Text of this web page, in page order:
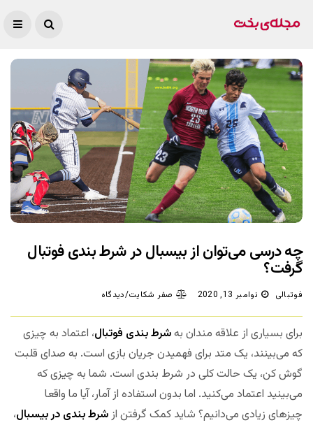
چه درسی می‌توان از بیسبال در شرط بندی فوتبال
گرفت؟
فوتبالی نوامبر 13, 2020 صفر شکایت/دیدگاه
برای بسیاری از علاقه مندان بهشرط بندی فوتبال، اعتماد به چیزی
که می‌بینند، یک متد برای فهمیدن جریان بازی است. به صدای قلبت
گوش کن، یک حالت کلی در شرط بندی است. شما به چیزی که
می‌بینید اعتماد می‌کنید. اما بدون استفاده از آمار، آیا ما واقعا
چیزهای زیادی می‌دانیم؟ شاید کمک گرفتن ازشرط بندی در بیسبال،